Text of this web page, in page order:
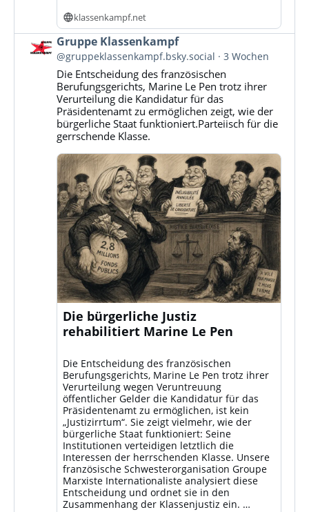
klassenkampf.net
Beitrag
von
Gruppe
Klassenkampf
Bluesky
ansehen
Gruppe Klassenkampf
@gruppeklassenkampf.bsky.social 3 Wochen
Die Entscheidung des französischen
Berufungsgerichts, Marine Le Pen trotz ihrer
Verurteilung die Kandidatur für das
Präsidentenamt zu ermöglichen zeigt, wie der
bürgerliche Staat funktioniert.Parteiisch für die
gerrschende Klasse.
Die bürgerliche Justiz
rehabilitiert Marine Le Pen
Die Entscheidung des französischen
Berufungsgerichts, Marine Le Pen trotz ihrer
Verurteilung wegen Veruntreuung
öffentlicher Gelder die Kandidatur für das
Präsidentenamt zu ermöglichen, ist kein
„Justizirrtum“. Sie zeigt vielmehr, wie der
bürgerliche Staat funktioniert: Seine
Institutionen verteidigen letztlich die
Interessen der herrschenden Klasse. Unsere
französische Schwesterorganisation Groupe
Marxiste Internationaliste analysiert diese
Entscheidung und ordnet sie in den
Zusammenhang der Klassenjustiz ein. …